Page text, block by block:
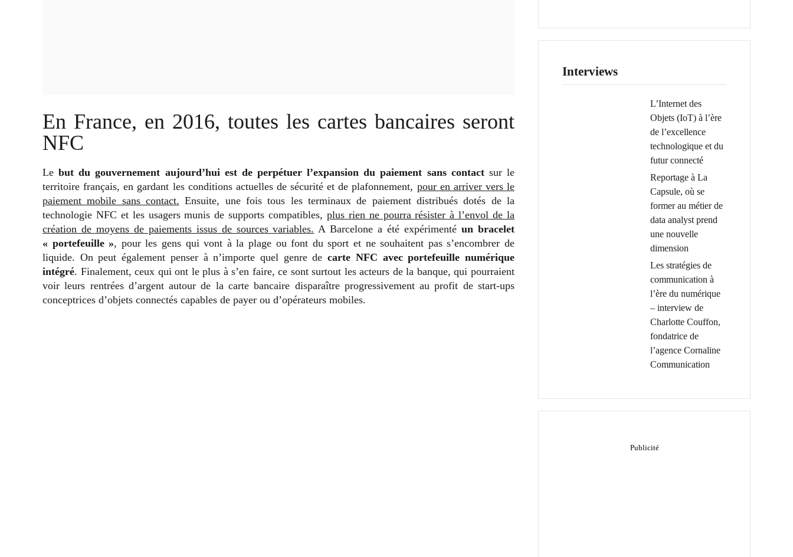
En France, en 2016, toutes les cartes bancaires seront
NFC
Lebut du gouvernement aujourd’hui est de perpétuer l’expansion du paiement sans contactsur le
territoire français, en gardant les conditions actuelles de sécurité et de plafonnement, pour en arriver vers le
paiement mobile sans contact. Ensuite, une fois tous les terminaux de paiement distribués dotés de la
technologie NFC et les usagers munis de supports compatibles, plus rien ne pourra résister à l’envol de la
création de moyens de paiements issus de sources variables. A Barcelone a été expérimentéun bracelet
« portefeuille », pour les gens qui vont à la plage ou font du sport et ne souhaitent pas s’encombrer de
liquide. On peut également penser à n’importe quel genre decarte NFC avec portefeuille numérique
intégré. Finalement, ceux qui ont le plus à s’en faire, ce sont surtout les acteurs de la banque, qui pourraient
voir leurs rentrées d’argent autour de la carte bancaire disparaître progressivement au profit de start-ups
conceptrices d’objets connectés capables de payer ou d’opérateurs mobiles.
Interviews
L’Internet des
Objets (IoT) à l’ère
de l’excellence
technologique et du
futur connecté
Reportage à La
Capsule, où se
former au métier de
data analyst prend
une nouvelle
dimension
Les stratégies de
communication à
l’ère du numérique
– interview de
Charlotte Couffon,
fondatrice de
l’agence Cornaline
Communication